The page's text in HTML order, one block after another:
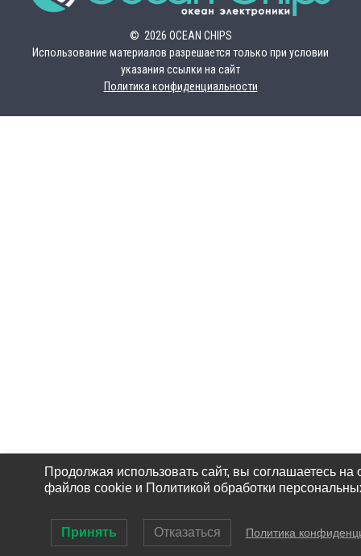
© 2026 OCEAN CHIPS
Использование материалов разрешается только при условии
указания ссылки на сайт
Политика конфиденциальности
Продолжая использовать сайт, вы соглашаетесь на
файлов cookie и Политикой обработки
Принять Отказаться Политика